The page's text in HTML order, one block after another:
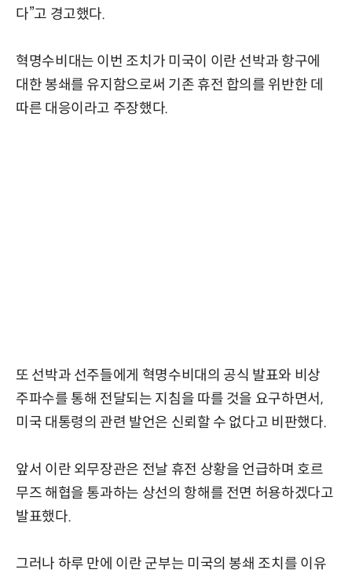
다”고 경고했다.
혁명수비대는 이번 조치가 미국이 이란 선박과 항구에
대한 봉쇄를 유지함으로써 기존 휴전 합의를 위반한 데
따른 대응이라고 주장했다.
또 선박과 선주들에게 혁명수비대의 공식 발표와 비상
주파수를 통해 전달되는 지침을 따를 것을 요구하면서,
미국 대통령의 관련 발언은 신뢰할 수 없다고 비판했다.
앞서 이란 외무장관은 전날 휴전 상황을 언급하며 호르
무즈 해협을 통과하는 상선의 항해를 전면 허용하겠다고
발표했다.
그러나 하루 만에 이란 군부는 미국의 봉쇄 조치를 이유